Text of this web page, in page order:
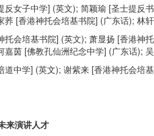
反女子中学] (英文); 简颖瑜 [圣士提反
荞 [香港神托会培基书院] (广东话); 林
托会培基书院] (英文); 萧显扬 [香港神
嘉茵 [佛教孔仙洲纪念中学] (广东话);
道中学] (英文); 谢紫来 [香港神托会培
来演讲人才